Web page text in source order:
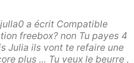
a écrit Compatible
freebox? non Tu payes 4
Julia ils vont te refaire une
plus ... Tu veux le beurre ,